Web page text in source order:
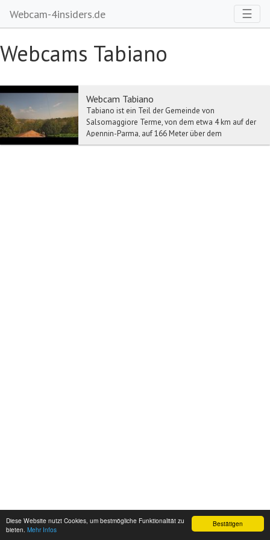
Bestätigen
Diese Website nutzt Cookies, um bestmögliche Funktionalität zu
bieten. Mehr Infos
Webcam-4insiders.de ☰
Webcams Tabiano
Webcam Tabiano
Tabiano ist ein Teil der Gemeinde von
Salsomaggiore Terme, von dem etwa 4 km auf der
Apennin-Parma, auf 166 Meter über dem
Meeresspiegel Die Gesch...